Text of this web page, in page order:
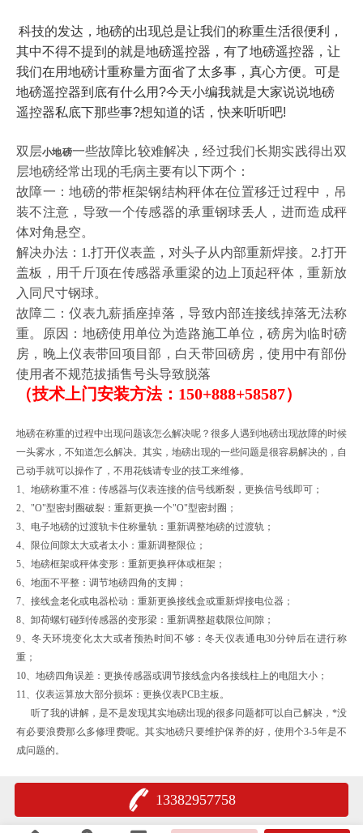
科技的发达，地磅的出现总是让我们的称重生活很便利，
其中不得不提到的就是地磅遥控器，有了地磅遥控器，让
我们在用地磅计重称量方面省了太多事，真心方便。可是
地磅遥控器到底有什么用?今天小编我就是大家说说地磅
遥控器私底下那些事?想知道的话，快来听听吧!
双层小地磅一些故障比较难解决，经过我们长期实践得出双
层地磅经常出现的毛病主要有以下两个：
故障一：地磅的带框架钢结构秤体在位置移迁过程中，吊
装不注意，导致一个传感器的承重钢球丢人，进而造成秤
体对角悬空。
解决办法：1.打开仪表盖，对头子从内部重新焊接。2.打开
盖板，用千斤顶在传感器承重梁的边上顶起秤体，重新放
入同尺寸钢球。
故障二：仪表九薪插座掉落，导致内部连接线掉落无法称
重。原因：地磅使用单位为造路施工单位，磅房为临时磅
房，晚上仪表带回项目部，白天带回磅房，使用中有部份
使用者不规范拔插售号头导致脱落
（技术上门安装方法：150+888+58587）
地磅在称重的过程中出现问题该怎么解决呢？很多人遇到地磅出现故障的时候
一头雾水，不知道怎么解决。其实，地磅出现的一些问题是很容易解决的，自
己动手就可以操作了，不用花钱请专业的技工来维修。
1、地磅称重不准：传感器与仪表连接的信号线断裂，更换信号线即可；
2、"O"型密封圈破裂：重新更换一个"O"型密封圈；
3、电子地磅的过渡轨卡住称量轨：重新调整地磅的过渡轨；
4、限位间隙太大或者太小：重新调整限位；
5、地磅框架或秤体变形：重新更换秤体或框架；
6、地面不平整：调节地磅四角的支脚；
7、接线盒老化或电器松动：重新更换接线盒或重新焊接电位器；
8、卸荷螺钉碰到传感器的变形梁：重新调整超载限位间隙；
9、冬天环境变化太大或者预热时间不够：冬天仪表通电30分钟后在进行称
重；
10、地磅四角误差：更换传感器或调节接线盒内各接线柱上的电阻大小；
11、仪表运算放大部分损坏：更换仪表PCB主板。
听了我的讲解，是不是发现其实地磅出现的很多问题都可以自己解决，*没
有必要浪费那么多修理费呢。其实地磅只要维护保养的好，使用个3-5年是不
成问题的。
13382957758